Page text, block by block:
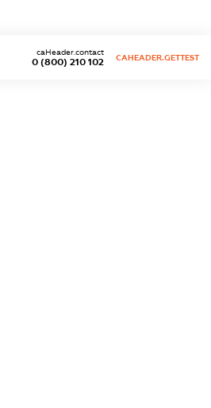
0 (800) 210 102
caHeader.contact
CAHEADER.GETTEST